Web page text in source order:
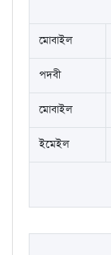
মোবাইল
পদবী
মোবাইল
ইমেইল